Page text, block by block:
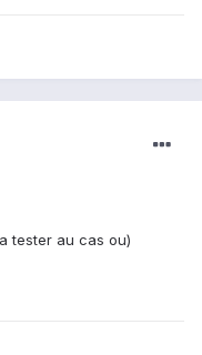
tester au cas ou)